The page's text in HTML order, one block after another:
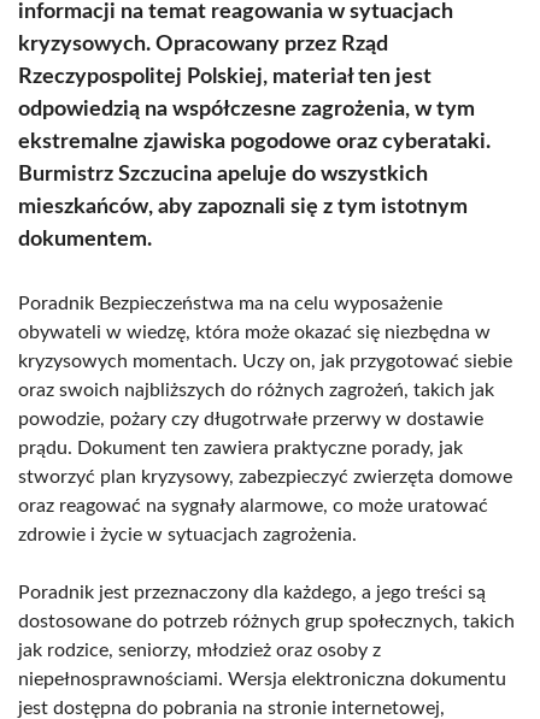
informacji na temat reagowania w sytuacjach
kryzysowych. Opracowany przez Rząd
Rzeczypospolitej Polskiej, materiał ten jest
odpowiedzią na współczesne zagrożenia, w tym
ekstremalne zjawiska pogodowe oraz cyberataki.
Burmistrz Szczucina apeluje do wszystkich
mieszkańców, aby zapoznali się z tym istotnym
dokumentem.
Poradnik Bezpieczeństwa ma na celu wyposażenie
obywateli w wiedzę, która może okazać się niezbędna w
kryzysowych momentach. Uczy on, jak przygotować siebie
oraz swoich najbliższych do różnych zagrożeń, takich jak
powodzie, pożary czy długotrwałe przerwy w dostawie
prądu. Dokument ten zawiera praktyczne porady, jak
stworzyć plan kryzysowy, zabezpieczyć zwierzęta domowe
oraz reagować na sygnały alarmowe, co może uratować
zdrowie i życie w sytuacjach zagrożenia.
Poradnik jest przeznaczony dla każdego, a jego treści są
dostosowane do potrzeb różnych grup społecznych, takich
jak rodzice, seniorzy, młodzież oraz osoby z
niepełnosprawnościami. Wersja elektroniczna dokumentu
jest dostępna do pobrania na stronie internetowej,